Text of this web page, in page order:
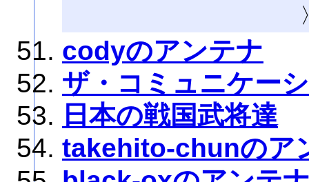
codyのアンテナ
ザ・コミュニケー
日本の戦国武将達
takehito-chunのア